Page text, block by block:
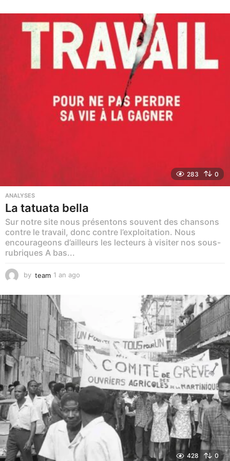
o
a
g
o
283 0
ANALYSES
La tatuata bella
Sur notre site nous présentons souvent des chansons
contre le travail, donc contre l’exploitation. Nous
encourageons d’ailleurs les lecteurs à visiter nos sous-
rubriques A bas...
by team 1 an ago
o
428 0